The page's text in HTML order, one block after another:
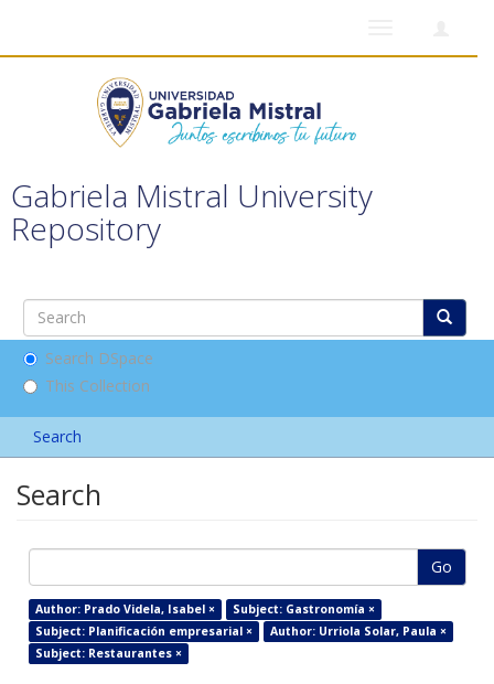
Gabriela Mistral University
Repository
Search DSpace
This Collection
Search
Search
Go
Author: Prado Videla, Isabel ×
Subject: Gastronomía ×
Subject: Planificación empresarial ×
Author: Urriola Solar, Paula ×
Subject: Restaurantes ×